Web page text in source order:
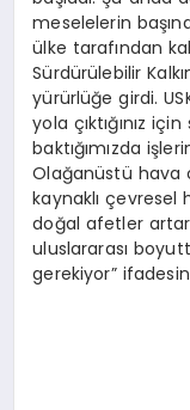
meselelerin
ülke tarafından
Sürdürülebilir
yürürlüğe girdi.
yola çıktığınız
baktığımızda
Olağanüstü hava
kaynaklı çevresel
doğal afetler
uluslararası
gerekiyor”